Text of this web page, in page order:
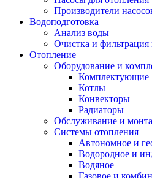
Производители
Водоподготовка
Анализ воды
Очистка и
Отопление
Оборудование и
Комплектующие
Котлы
Конвекторы
Радиаторы
Обслуживание и
Системы отопления
Автономное и
Водородное и
Водяное
Газовое и